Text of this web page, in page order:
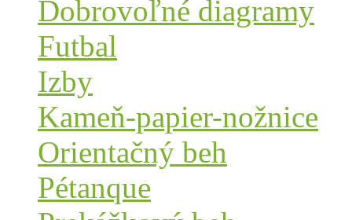
Dobrovoľné diagramy
Futbal
Izby
Kameň-papier-nožnice
Orientačný beh
Pétanque